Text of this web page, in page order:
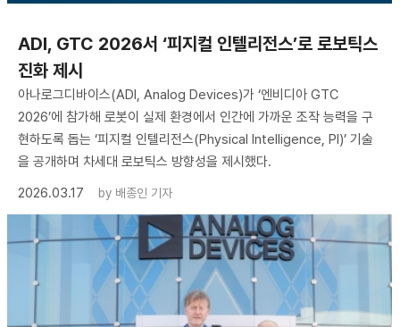
ADI, GTC 2026서 ‘피지컬 인텔리전스’로 로보틱스
진화 제시
아나로그디바이스(ADI, Analog Devices)가 ‘엔비디아 GTC
2026’에 참가해 로봇이 실제 환경에서 인간에 가까운 조작 능력을 구
현하도록 돕는 ‘피지컬 인텔리전스(Physical Intelligence, PI)’ 기술
을 공개하며 차세대 로보틱스 방향성을 제시했다.
2026.03.17
by 배종인 기자